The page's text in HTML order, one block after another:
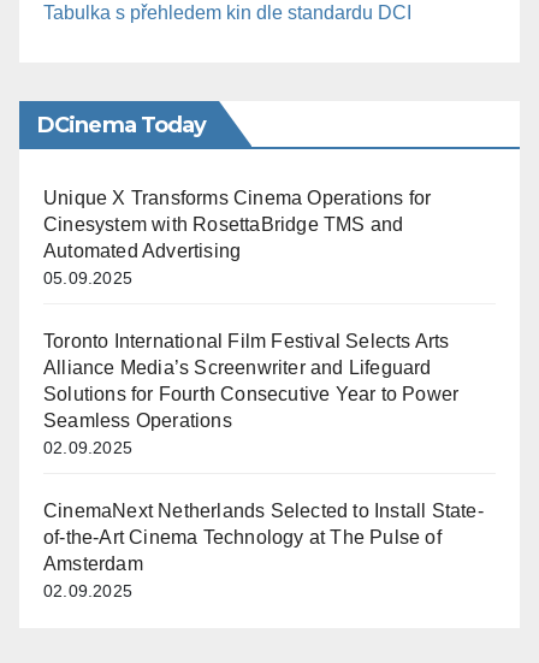
Tabulka s přehledem kin dle standardu DCI
DCinema Today
Unique X Transforms Cinema Operations for
Cinesystem with RosettaBridge TMS and
Automated Advertising
05.09.2025
Toronto International Film Festival Selects Arts
Alliance Media’s Screenwriter and Lifeguard
Solutions for Fourth Consecutive Year to Power
Seamless Operations
02.09.2025
CinemaNext Netherlands Selected to Install State-
of-the-Art Cinema Technology at The Pulse of
Amsterdam
02.09.2025